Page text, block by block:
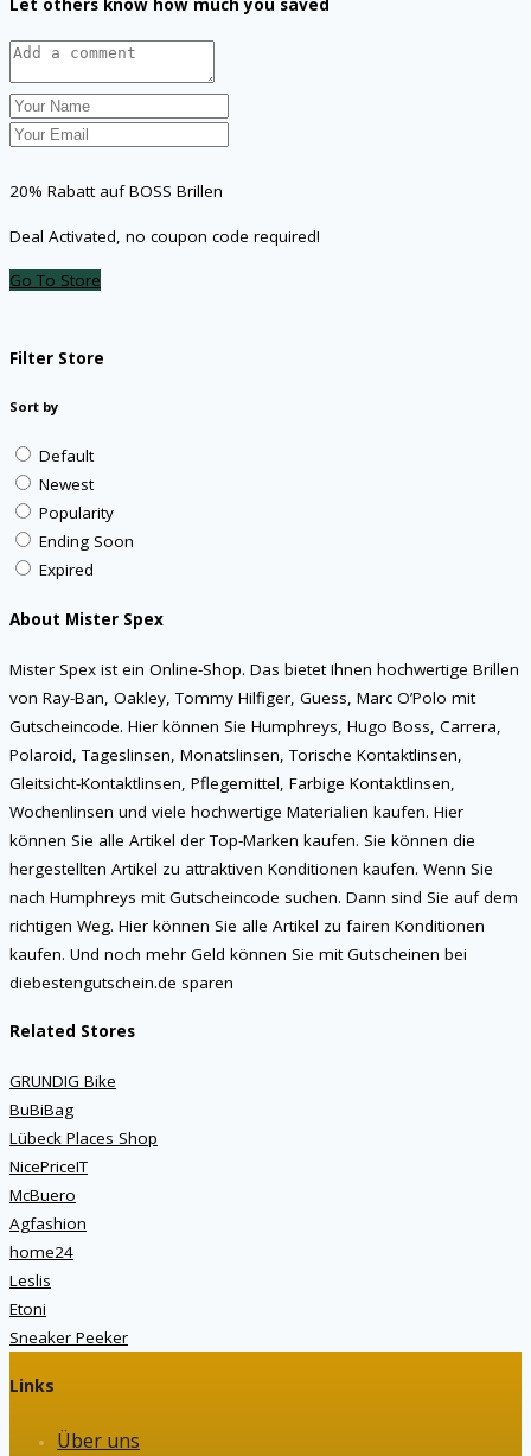
Let others know how much you saved
20% Rabatt auf BOSS Brillen
Deal Activated, no coupon code required!
Go To Store
Filter Store
Sort by
Default
Newest
Popularity
Ending Soon
Expired
About Mister Spex
Mister Spex ist ein Online-Shop. Das bietet Ihnen hochwertige Brillen
von Ray-Ban, Oakley, Tommy Hilfiger, Guess, Marc O’Polo mit
Gutscheincode. Hier können Sie Humphreys, Hugo Boss, Carrera,
Polaroid, Tageslinsen, Monatslinsen, Torische Kontaktlinsen,
Gleitsicht-Kontaktlinsen, Pflegemittel, Farbige Kontaktlinsen,
Wochenlinsen und viele hochwertige Materialien kaufen. Hier
können Sie alle Artikel der Top-Marken kaufen. Sie können die
hergestellten Artikel zu attraktiven Konditionen kaufen. Wenn Sie
nach Humphreys mit Gutscheincode suchen. Dann sind Sie auf dem
richtigen Weg. Hier können Sie alle Artikel zu fairen Konditionen
kaufen. Und noch mehr Geld können Sie mit Gutscheinen bei
diebestengutschein.de sparen
Related Stores
GRUNDIG Bike
BuBiBag
Lübeck Places Shop
NicePriceIT
McBuero
Agfashion
home24
Leslis
Etoni
Sneaker Peeker
Links
Über uns